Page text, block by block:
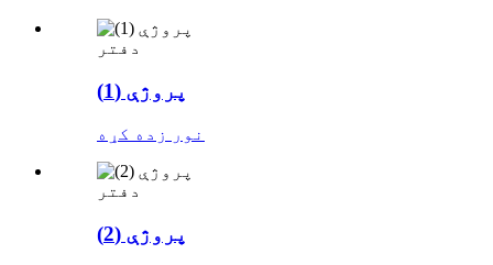
دفتر
پروژې (1)
نور زده کړه
دفتر
پروژې (2)